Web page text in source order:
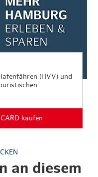
(HVV) und
kaufen
an diesem